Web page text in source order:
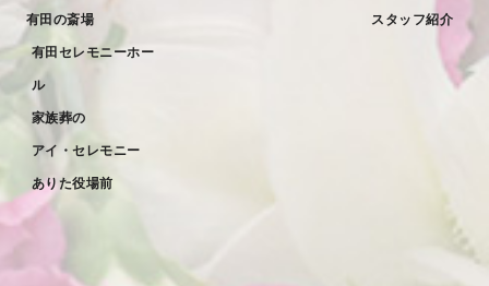
2021年11月
2021年10月
2021年9月
2021年8月
2021年7月
2021年5月
有田の斎場
有田セレモニーホー
ル
家族葬の
アイ・セレモニー
ありた役場前
スタッフ紹介